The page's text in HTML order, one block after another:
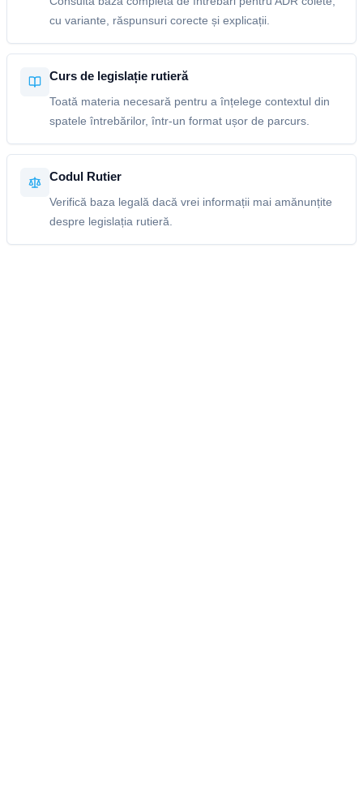
cu variante, răspunsuri corecte și explicații.
Curs de legislație rutieră
Toată materia necesară pentru a înțelege contextul din
spatele întrebărilor, într-un format ușor de parcurs.
Codul Rutier
Verifică baza legală dacă vrei informații mai amănunțite
despre legislația rutieră.